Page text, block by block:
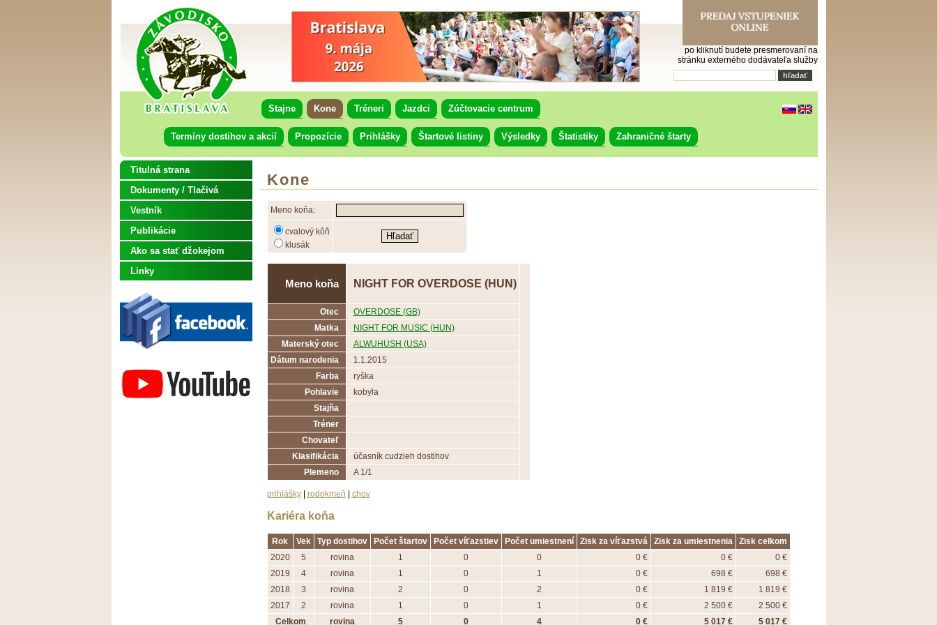
po kliknutí budete presmerovaní na
stránku externého dodávateľa služby
Stajne Kone Tréneri Jazdci Zúčtovacie centrum
Termíny dostihov a akcií Propozície Prihlášky Štartové listiny Výsledky Štatistiky Zahraničné štarty
Kone
Meno koňa:
cvalový kôň
klusák
Meno koňa NIGHT FOR OVERDOSE (HUN)
Otec
OVERDOSE (GB)
Matka
NIGHT FOR MUSIC (HUN)
Materský otec
ALWUHUSH (USA)
Dátum narodenia
1.1.2015
Farba
ryška
Pohlavie
kobyla
Stajňa
Tréner
Chovateľ
Klasifikácia
účasník cudzieh dostihov
Plemeno
A 1/1
prihlášky| rodokmeň chov
Kariéra koňa
Rok Vek Typ dostihov Počet štartov Počet víťazstiev Počet umiestnení Zisk za víťazstvá Zisk za umiestnenia
Zisk celkom
2020
5 rovina 1 0 0 0 € 0 €
0 €
2019
4 rovina 1 0 1 0 € 698 €
698 €
2018
3 rovina 2 0 2 0 € 1 819 €
1 819 €
2017
2 rovina 1 0 1 0 € 2 500 €
2 500 €
Celkom
rovina 5 0 4 0 € 5 017 € 5 017 €
Titulná strana
Dokumenty / Tlačivá
Vestník
Publikácie
Ako sa stať džokejom
Linky